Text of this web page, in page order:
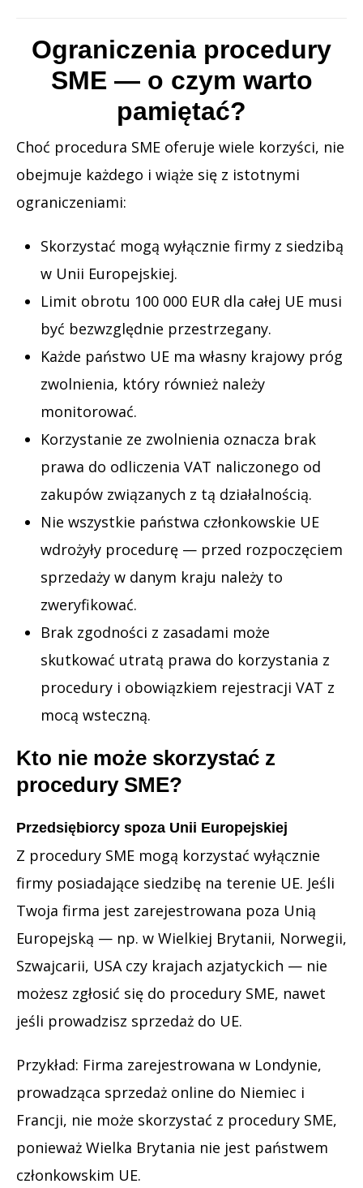
Ograniczenia procedury
SME — o czym warto
pamiętać?
Choć procedura SME oferuje wiele korzyści, nie
obejmuje każdego i wiąże się z istotnymi
ograniczeniami:
Skorzystać mogą wyłącznie firmy z siedzibą
w Unii Europejskiej.
Limit obrotu 100 000 EUR dla całej UE musi
być bezwzględnie przestrzegany.
Każde państwo UE ma własny krajowy próg
zwolnienia, który również należy
monitorować.
Korzystanie ze zwolnienia oznacza brak
prawa do odliczenia VAT naliczonego od
zakupów związanych z tą działalnością.
Nie wszystkie państwa członkowskie UE
wdrożyły procedurę — przed rozpoczęciem
sprzedaży w danym kraju należy to
zweryfikować.
Brak zgodności z zasadami może
skutkować utratą prawa do korzystania z
procedury i obowiązkiem rejestracji VAT z
mocą wsteczną.
Kto nie może skorzystać z
procedury SME?
Przedsiębiorcy spoza Unii Europejskiej
Z procedury SME mogą korzystać wyłącznie
firmy posiadające siedzibę na terenie UE. Jeśli
Twoja firma jest zarejestrowana poza Unią
Europejską — np. w Wielkiej Brytanii, Norwegii,
Szwajcarii, USA czy krajach azjatyckich — nie
możesz zgłosić się do procedury SME, nawet
jeśli prowadzisz sprzedaż do UE.
Przykład: Firma zarejestrowana w Londynie,
prowadząca sprzedaż online do Niemiec i
Francji, nie może skorzystać z procedury SME,
ponieważ Wielka Brytania nie jest państwem
członkowskim UE.